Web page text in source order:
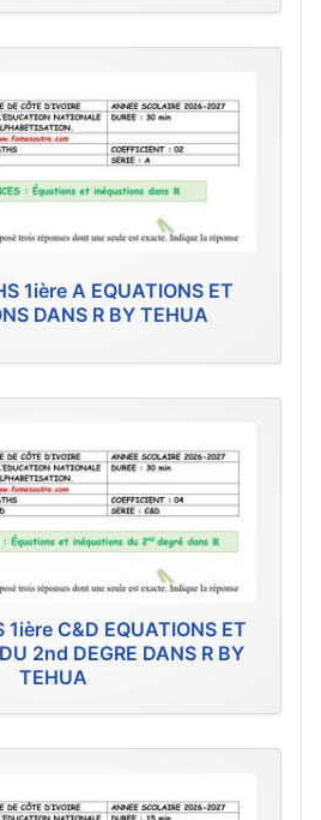
1ière A EQUATIONS ET
DANS R BY TEHUA
1ière C&D EQUATIONS ET
2nd DEGRE DANS R BY
TEHUA